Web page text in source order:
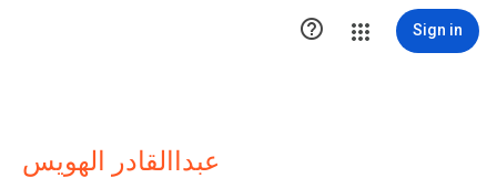
 Sign in
عبداالقادر الهويس